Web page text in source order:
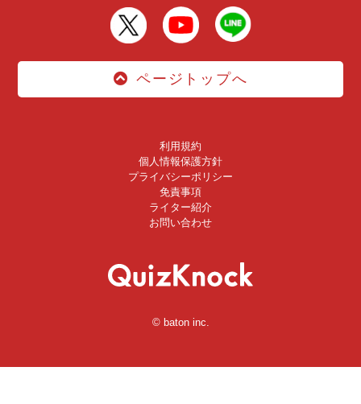
ページトップへ
利用規約
個人情報保護方針
プライバシーポリシー
免責事項
ライター紹介
お問い合わせ
© baton inc.